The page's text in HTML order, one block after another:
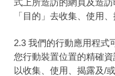
式上所造訪的網頁及造
「目的」去收集、使用
2.3 我們的行動應用程式
您行動裝置位置的精確資
以收集、使用、揭露及/